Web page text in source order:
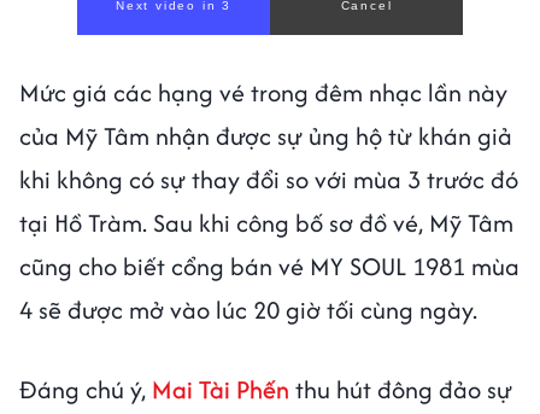
Mức giá các hạng vé trong đêm nhạc lần này
của Mỹ Tâm nhận được sự ủng hộ từ khán giả
khi không có sự thay đổi so với mùa 3 trước đó
tại Hồ Tràm. Sau khi công bố sơ đồ vé, Mỹ Tâm
cũng cho biết cổng bán vé MY SOUL 1981 mùa
4 sẽ được mở vào lúc 20 giờ tối cùng ngày.
Đáng chú ý, Mai Tài Phến thu hút đông đảo sự